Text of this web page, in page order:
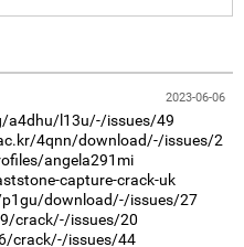
2023-06-06
a4dhu/l13u/-/issues/49
4qnn/download/-/issues/2
angela291mi
capture-crack-uk
download/-/issues/27
crack/-/issues/20
crack/-/issues/44